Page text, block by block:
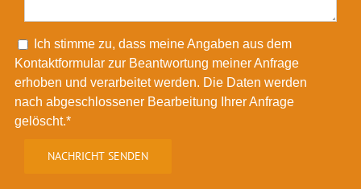
Ich stimme zu, dass meine Angaben aus dem
Kontaktformular zur Beantwortung meiner Anfrage
erhoben und verarbeitet werden. Die Daten werden
nach abgeschlossener Bearbeitung Ihrer Anfrage
gelöscht.*